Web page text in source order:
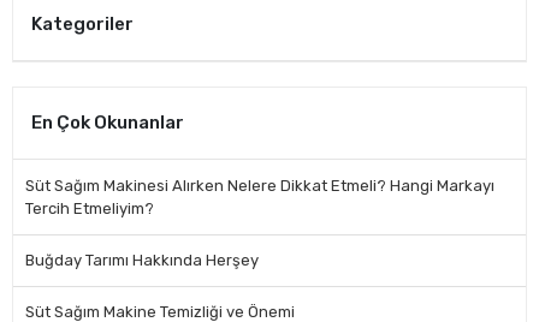
Kategoriler
En Çok Okunanlar
Süt Sağım Makinesi Alırken Nelere Dikkat Etmeli? Hangi Markayı
Tercih Etmeliyim?
Buğday Tarımı Hakkında Herşey
Süt Sağım Makine Temizliği ve Önemi